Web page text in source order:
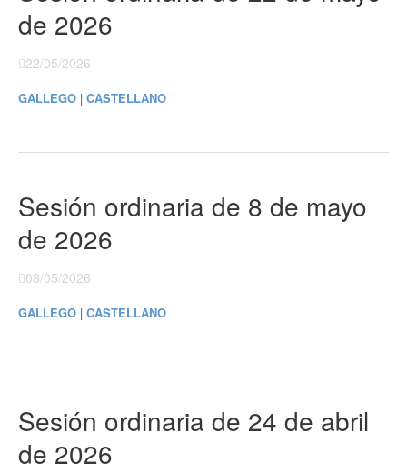
de 2026
22/05/2026
GALLEGO | CASTELLANO
Sesión ordinaria de 8 de mayo
de 2026
08/05/2026
GALLEGO | CASTELLANO
Sesión ordinaria de 24 de abril
de 2026